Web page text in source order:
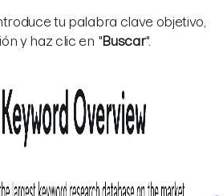
tu palabra clave objetivo,
y haz clic en "Buscar".